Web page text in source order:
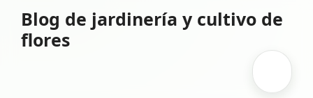
contenido
Blog de jardinería y cultivo de
flores